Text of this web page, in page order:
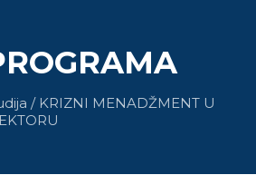
/ KRIZNI MENADŽMENT U